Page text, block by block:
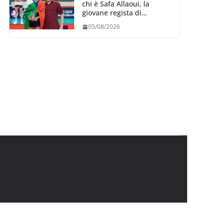
chi è Safa Allaoui, la
giovane regista di
collegiale di Cavalese
05/08/2026